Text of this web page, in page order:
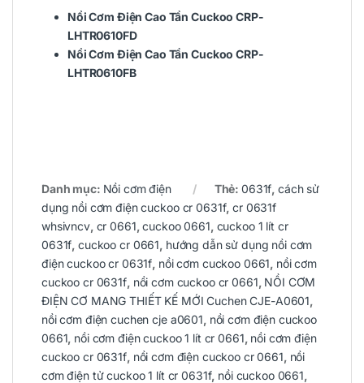
Nồi Cơm Điện Cao Tần Cuckoo CRP-
LHTR0610FD
Nồi Cơm Điện Cao Tần Cuckoo CRP-
LHTR0610FB
Danh mục: Nồi cơm điện Thẻ: 0631f,cách sử
dụng nồi cơm điện cuckoo cr 0631f,cr 0631f
whsivncv, cr 0661,cuckoo 0661, cuckoo 1 lít cr
0631f,cuckoo cr 0661, hướng dẫn sử dụng nồi cơm
điện cuckoo cr 0631f, nồi cơm cuckoo 0661, nồi cơm
cuckoo cr 0631f, nồi cơm cuckoo cr 0661, NỒI CƠM
ĐIỆN CƠ MANG THIẾT KẾ MỚI Cuchen CJE-A0601,
nồi cơm điện cuchen cje a0601, nồi cơm điện cuckoo
0661, nồi cơm điện cuckoo 1 lít cr 0661, nồi cơm điện
cuckoo cr 0631f, nồi cơm điện cuckoo cr 0661, nồi
cơm điện tử cuckoo 1 lít cr 0631f, nồi cuckoo 0661,